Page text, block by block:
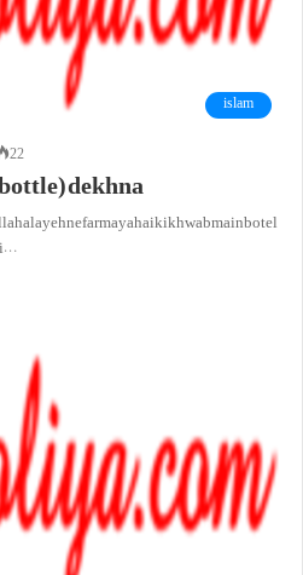
islam
22
dekhna
alayeh ne farmaya hai ki khwab main botel